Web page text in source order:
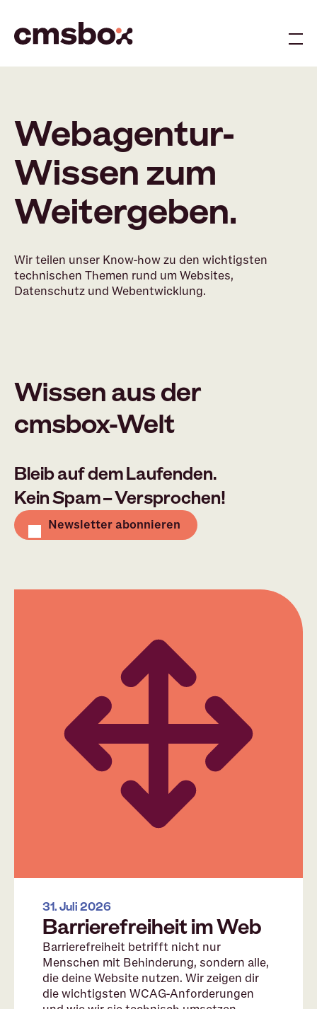
Webagentur-
Wissen zum
Weitergeben.
Wir teilen unser Know-how zu den wichtigsten
technischen Themen rund um Websites,
Datenschutz und Webentwicklung.
Wissen aus der
cmsbox-Welt
Bleib auf dem Laufenden.
Kein Spam – Versprochen!
Newsletter abonnieren
31. Juli 2026
Barrierefreiheit im Web
Barrierefreiheit betrifft nicht nur
Menschen mit Behinderung, sondern alle,
die deine Website nutzen. Wir zeigen dir
die wichtigsten WCAG-Anforderungen